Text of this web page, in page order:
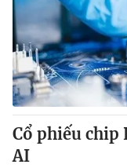
Tin tức
Thế giới đó đây
Câu chuyện quốc
Kinh tế
Tài chính
Thị trường
Góc doanh nghiệp
Dữ liệu và đời
Truyền hình
Phim VTV
Giải trí
Cổ phiếu chip
AI